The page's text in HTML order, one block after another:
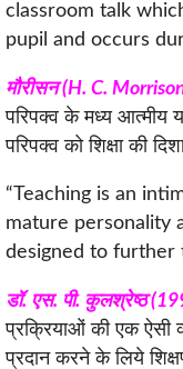
classroom talk
pupil and occurs
मौरीसन (H. C.
परिपक्व के मध्य आत्मीय
परिपक्व को शिक्षा की
“Teaching is an
mature personality
designed to further
डॉ. एस. पी. कुलश्रेष्ठ
प्रक्रियाओं की एक ऐसी
प्रदान करने के लिये